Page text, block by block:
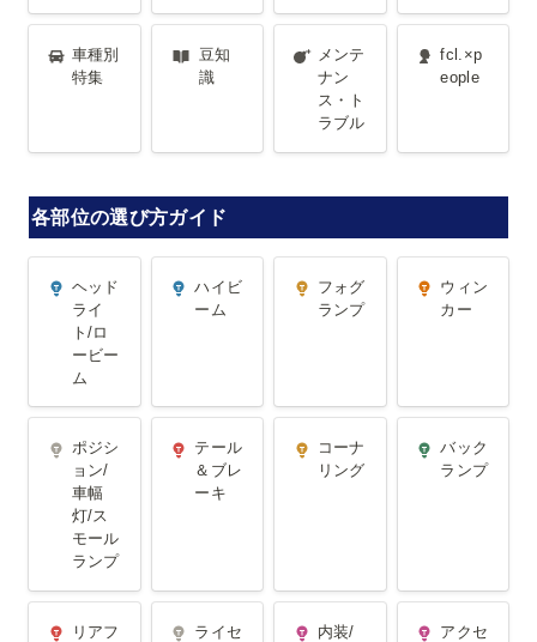
車種別特集
車種別
特集
豆知識
豆知
識
ス・トラブ
メンテ
ナン
ス・ト
ラブル
fcl.×p
eople
各部位の選び方ガイド
ト/ロービー
ヘッド
ライ
ト/ロ
ービー
ム
ハイビーム
ハイビ
ーム
フォグ
ランプ
ウィン
カー
車幅灯/スモ
ールランプ
ポジシ
ョン/
車幅
灯/ス
モール
ランプ
レーキ
テール
＆ブレ
ーキ
コーナ
リング
バック
ランプ
リアフ
ライセ
内装/ルーム
内装/
アクセ